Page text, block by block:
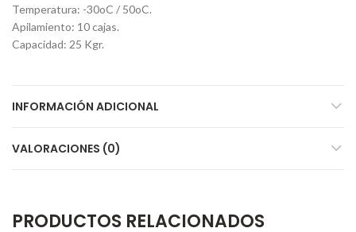
Temperatura: -30oC / 50oC.
Apilamiento: 10 cajas.
Capacidad: 25 Kgr.
INFORMACIÓN ADICIONAL
VALORACIONES (0)
PRODUCTOS RELACIONADOS